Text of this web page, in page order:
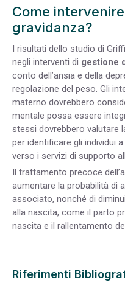
Come
gravidanza?
I risultati dello studio di
negli interventi di gestione
conto dell’ansia e della
regolazione del peso. Gli
materno dovrebbero
mentale possa essere
stessi dovrebbero valutare
per identificare gli individui
verso i servizi di supporto
Il trattamento precoce
aumentare la probabilità di
associato, nonché di
alla nascita, come il parto
nascita e il rallentamento
Riferimenti